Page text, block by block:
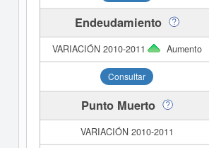
Endeudamiento
Aumento
Consultar
Punto Muerto